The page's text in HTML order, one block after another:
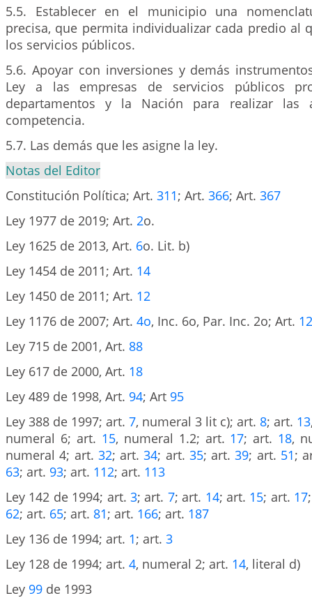
5.5. Establecer en el municipio una
precisa, que permita individualizar cada predio al
los servicios públicos.
5.6. Apoyar con inversiones y demás
Ley a las empresas de servicios públicos
departamentos y la Nación para realizar las
competencia.
5.7. Las demás que les asigne la ley.
Notas del Editor
Constitución Política; Art. 311; Art. 366; Art. 367
Ley 1977 de 2019; Art. 2o.
Ley 1625 de 2013, Art. 6o. Lit. b)
Ley 1454 de 2011; Art. 14
Ley 1450 de 2011; Art. 12
Ley 1176 de 2007; Art. 4o, Inc. 6o, Par. Inc. 2o; Art. 12
Ley 715 de 2001, Art. 88
Ley 617 de 2000, Art. 18
Ley 489 de 1998, Art. 94; Art 95
Ley 388 de 1997; art. 7, numeral 3 lit c); art. 8; art. 13
numeral 6; art. 15, numeral 1.2; art. 17; art. 18,
numeral 4; art. 32; art.34; art. 35; art.39; art. 51;
63; art. 93; art. 112; art. 113
Ley 142 de 1994; art. 3; art. 7; art. 14; art. 15; art. 17
62; art. 65; art. 81; art. 166; art. 187
Ley 136 de 1994; art. 1; art. 3
Ley 128 de 1994; art. 4, numeral 2; art. 14, literal d)
Ley 99 de 1993